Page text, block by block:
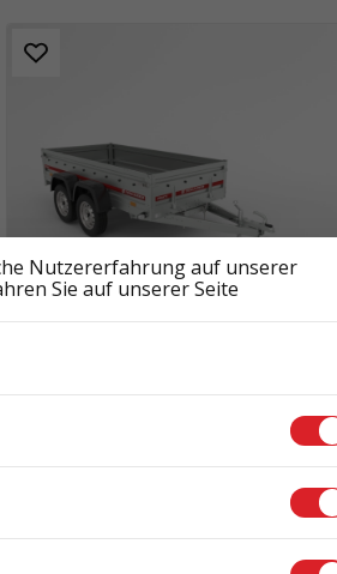
PRAKTI 2612/2
Nutzererfahrung auf unserer
Sie auf unserer Seite